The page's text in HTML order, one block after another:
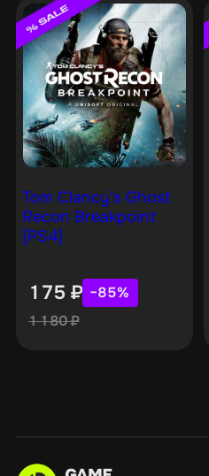
Tom Clancy’s Ghost
Recon Breakpoint
[PS4]
175 ₽ −85%
1 180₽